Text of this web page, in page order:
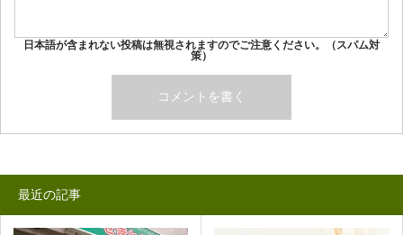
日本語が含まれない投稿は無視されますのでご注意ください。（スパム対
策）
最近の記事